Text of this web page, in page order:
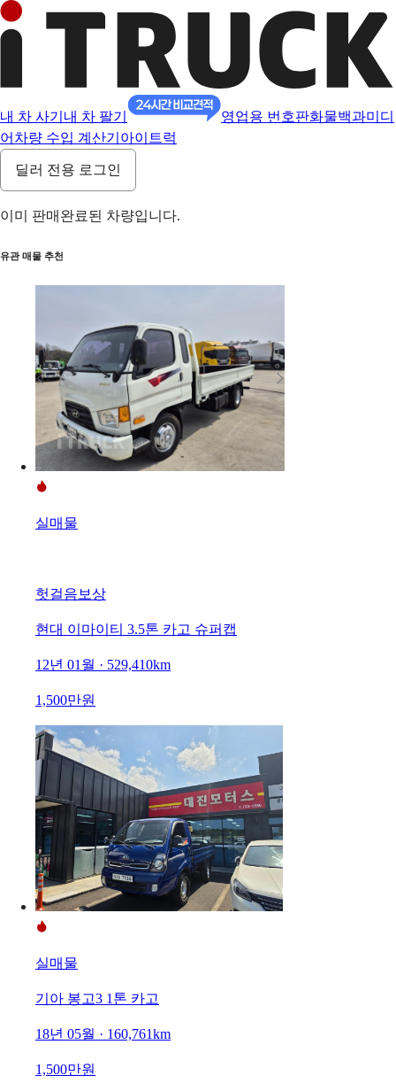
내 차 사기 내 차 팔기 영업용 번호판화물백과미디
어 차량 수입 계산기 아이트럭
딜러 전용 로그인
이미 판매완료된 차량입니다.
유관 매물 추천
실매물
헛걸음보상
현대 이마이티 3.5톤 카고 슈퍼캡
12년 01월 · 529,410km
1,500만원
실매물
기아 봉고3 1톤 카고
18년 05월 · 160,761km
1,500만원